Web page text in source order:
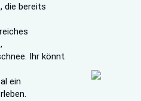
die bereits
Ihr könnt
ein